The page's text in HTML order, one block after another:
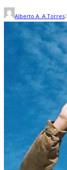
Alberto A. A.Torres